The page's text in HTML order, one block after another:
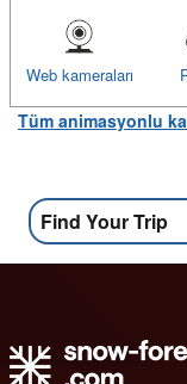
Web kameraları
Tüm animasyonlu
Find Your Trip